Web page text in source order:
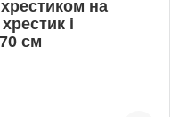
на
і
см